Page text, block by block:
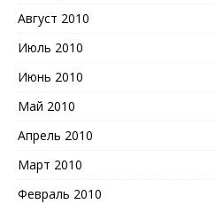
Август 2010
Июль 2010
Июнь 2010
Май 2010
Апрель 2010
Март 2010
Февраль 2010